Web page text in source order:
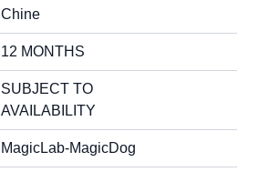
Chine
12 MONTHS
SUBJECT TO
AVAILABILITY
MagicLab-MagicDog